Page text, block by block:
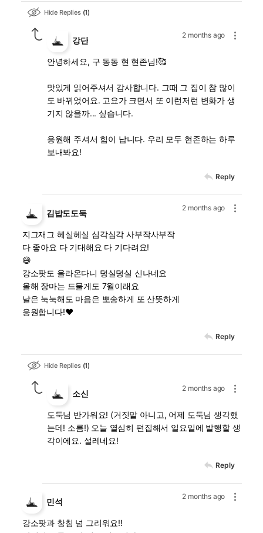
Hide Replies 1
2 months ago
강단
안녕하세요, 구 동동 현 현존님!🥰
맛있게 읽어주셔서 감사합니다. 그때 그 집이 참 많이
도 바뀌었어요. 고요가 크면서 또 이런저런 변화가 생
기지 않을까... 싶습니다.
응원해 주셔서 힘이 납니다. 우리 모두 현존하는 하루
보내봐요!
Reply
2 months ago
김밥도도둑
지그재그 헤실헤실 심각심각 사부작사부작
다 좋아요 다 기대해요 다 기다려요!
😄
강소팟도 올라온다니 덩실덩실 신나네요
올해 장마는 드물게도 7월이래요
날은 눅눅해도 마음은 뽀송하게 또 산뜻하게
응원합니다!❤️
Reply
Hide Replies 1
2 months ago
소신
도둑님 반가워요! (거짓말 아니고, 어제 도둑님 생각했
는데! 소름!) 오늘 열심히 편집해서 일요일에 발행할 생
각이에요. 설레네요!
Reply
2 months ago
민석
강소팟과 창침 넘 그리워요!!